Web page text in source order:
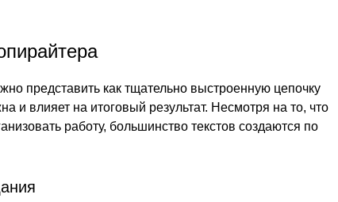
представить как тщательно выстроенную цепочку
и влияет на итоговый результат. Несмотря на то, что
работу, большинство текстов создаются по